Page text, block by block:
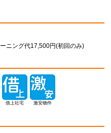
ニング代17,500円(初回のみ)
借上社宅 激安物件